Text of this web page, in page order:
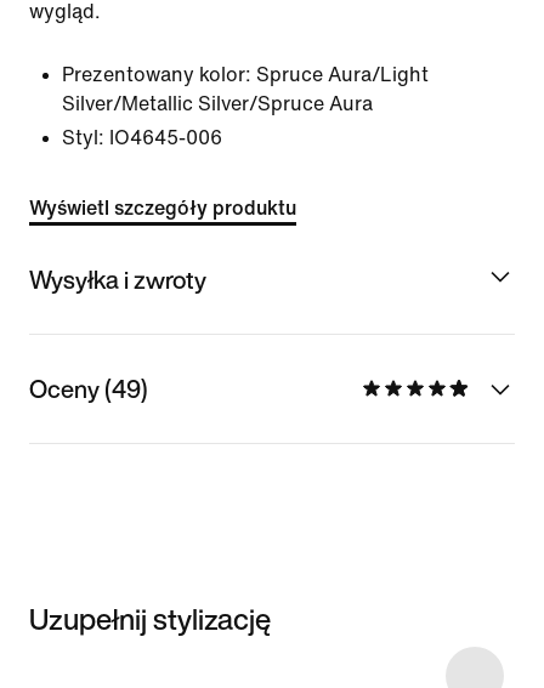
wygląd.
Prezentowany kolor: Spruce Aura/Light
Silver/Metallic Silver/Spruce Aura
Styl: IO4645-006
Wyświetl szczegóły produktu
Wysyłka i zwroty
Oceny (49)
Uzupełnij stylizację